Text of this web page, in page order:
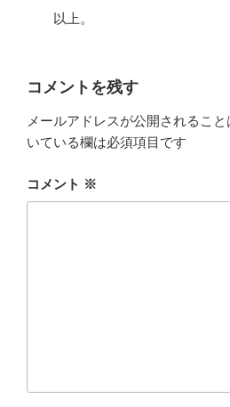
以上。
コメントを残す
メールアドレスが公開されること
いている欄は必須項目です
コメント ※